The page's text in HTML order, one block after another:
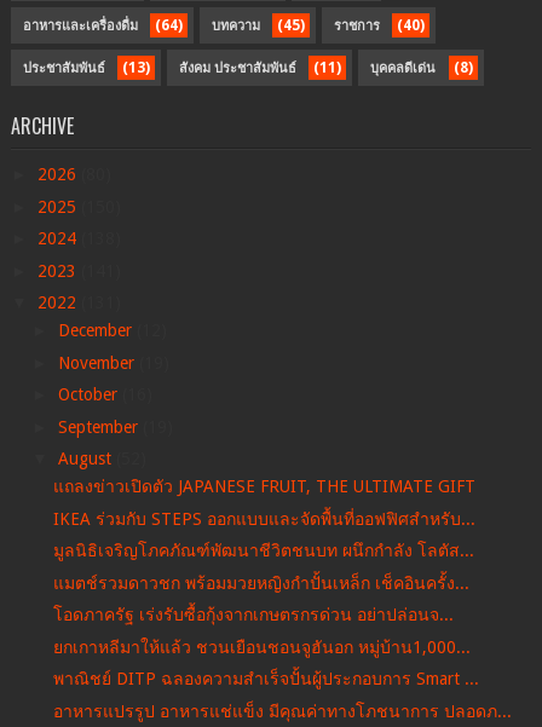
อาหารและเครื่องดื่ม (64) บทความ (45) ราชการ (40)
ประชาสัมพันธ์ (13) สังคม ประชาสัมพันธ์ (11) บุคคลดีเด่น (8)
ARCHIVE
2026
2025
2024
2023
2022
December
November
October
September
August
แถลงข่าวเปิดตัว JAPANESE FRUIT, THE ULTIMATE GIFT
IKEA ร่วมกับ STEPS ออกแบบและจัดพื้นที่ออฟฟิศสำหรับ...
มูลนิธิเจริญโภคภัณฑ์พัฒนาชีวิตชนบท ผนึกกำลัง โลตัส...
แมตช์รวมดาวชก พร้อมมวยหญิงกำปั้นเหล็ก เช็คอินครั้ง...
โอดภาครัฐ เร่งรับซื้อกุ้งจากเกษตรกรด่วน อย่าปล่อนจ...
ยกเกาหลีมาให้แล้ว ชวนเยือนชอนจูฮันอก หมู่บ้าน1,000...
พาณิชย์ DITP ฉลองความสำเร็จปั้นผู้ประกอบการ Smart ...
อาหารแปรรูป อาหารแช่แข็ง มีคุณค่าทางโภชนาการ ปลอดภ...